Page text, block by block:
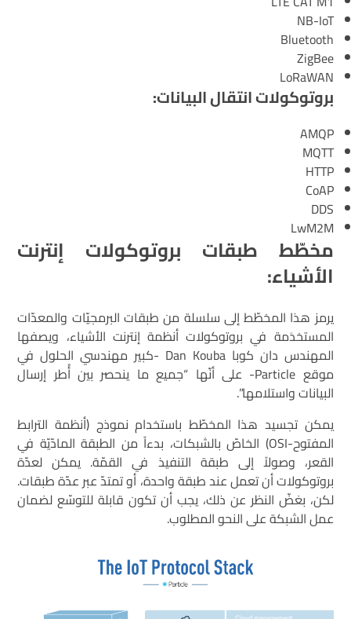
NB-IoT
Bluetooth
ZigBee
LoRaWAN
بروتوكولات انتقال البيانات:
AMQP
MQTT
HTTP
CoAP
DDS
LwM2M
مخطّط طبقات بروتوكولات إنترنت
الأشياء:
يرمز هذا المخطّط إلى سلسلة من طبقات البرمجيّات والمعدّات
المستخدَمة في بروتوكولات أنظمة إنترنت الأشياء، ويصفها
المهندس دان كوبا Dan Kouba -كبير مهندسي الحلول في
موقع Particle- على أنّها “جميع ما ينحصر بين أُطر إرسال
البيانات واستلامها”.
يمكن تجسيد هذا المخطّط باستخدام نموذج (أنظمة الترابط
المفتوح-OSI) الخاصّ بالشبكات، بدءاً من الطبقة المادّيّة في
القعر، وصولاً إلى طبقة التنفيذ في القمّة. يمكن لعدّة
بروتوكولات أن تعمل عند طبقة واحدة، أو تمتدّ عبر عدّة طبقات.
لكن، بغضّ النظر عن ذلك، يجب أن تكون قابلة للتوسّع لضمان
عمل الشبكة على النحو المطلوب.